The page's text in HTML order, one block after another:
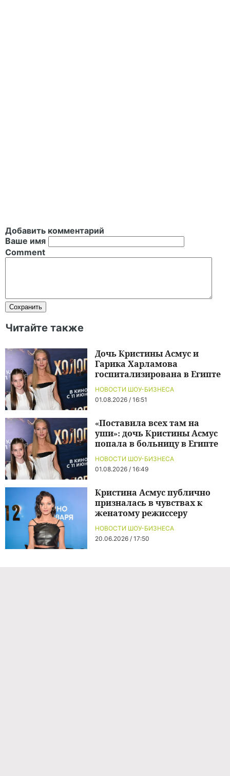
Добавить комментарий
Ваше имя
Comment
Читайте также
НОВОСТИ ШОУ-БИЗНЕСА
01.08.2026 / 16:51
Дочь Кристины Асмус и
Гарика Харламова
госпитализирована в Египте
НОВОСТИ ШОУ-БИЗНЕСА
01.08.2026 / 16:49
«Поставила всех там на
уши»: дочь Кристины Асмус
попала в больницу в Египте
НОВОСТИ ШОУ-БИЗНЕСА
20.06.2026 / 17:50
Кристина Асмус публично
призналась в чувствах к
женатому режиссеру